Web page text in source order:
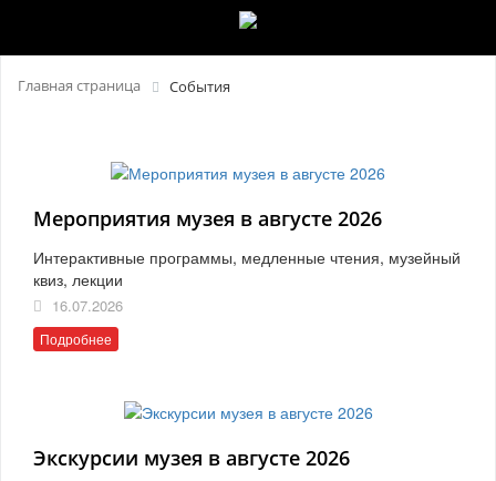
Главная страница События
Мероприятия музея в августе 2026
Интерактивные программы, медленные чтения, музейный
квиз, лекции
16.07.2026
Подробнее
Экскурсии музея в августе 2026